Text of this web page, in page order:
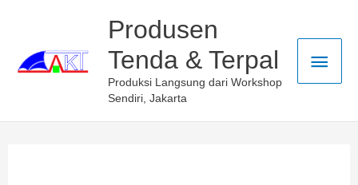
content
Produsen
Tenda & Terpal
Produksi Langsung dari Workshop
Sendiri, Jakarta